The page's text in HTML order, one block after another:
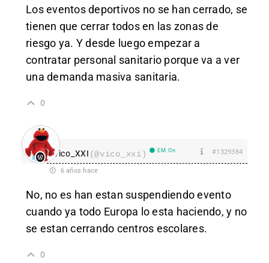
Los eventos deportivos no se han cerrado, se
tienen que cerrar todos en las zonas de
riesgo ya. Y desde luego empezar a
contratar personal sanitario porque va a ver
una demanda masiva sanitaria.
0
vico_XXI (@vico_xxi) EM On #1329384
6 años hace
No, no es han estan suspendiendo evento
cuando ya todo Europa lo esta haciendo, y no
se estan cerrando centros escolares.
0